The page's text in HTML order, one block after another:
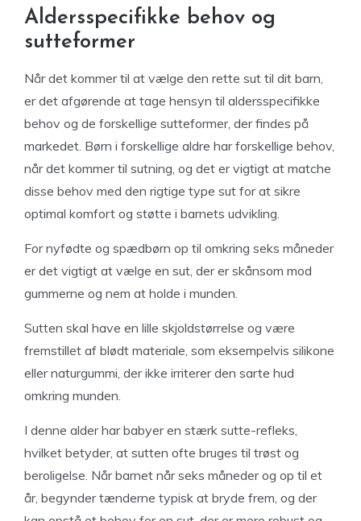
Aldersspecifikke behov og
sutteformer
Når det kommer til at vælge den rette sut til dit barn,
er det afgørende at tage hensyn til aldersspecifikke
behov og de forskellige sutteformer, der findes på
markedet. Børn i forskellige aldre har forskellige behov,
når det kommer til sutning, og det er vigtigt at matche
disse behov med den rigtige type sut for at sikre
optimal komfort og støtte i barnets udvikling.
For nyfødte og spædbørn op til omkring seks måneder
er det vigtigt at vælge en sut, der er skånsom mod
gummerne og nem at holde i munden.
Sutten skal have en lille skjoldstørrelse og være
fremstillet af blødt materiale, som eksempelvis silikone
eller naturgummi, der ikke irriterer den sarte hud
omkring munden.
I denne alder har babyer en stærk sutte-refleks,
hvilket betyder, at sutten ofte bruges til trøst og
beroligelse. Når barnet når seks måneder og op til et
år, begynder tænderne typisk at bryde frem, og der